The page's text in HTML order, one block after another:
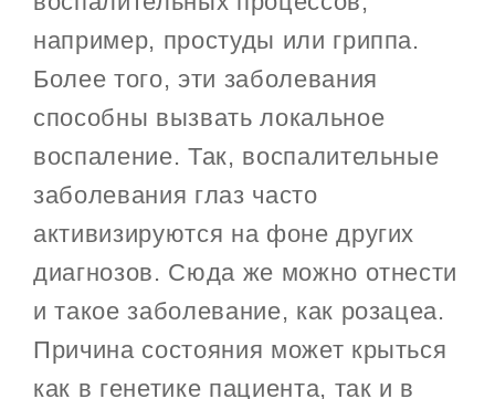
например, простуды или гриппа.
Более того, эти заболевания
способны вызвать локальное
воспаление. Так, воспалительные
заболевания глаз часто
активизируются на фоне других
диагнозов. Сюда же можно отнести
и такое заболевание, как розацеа.
Причина состояния может крыться
как в генетике пациента, так и в